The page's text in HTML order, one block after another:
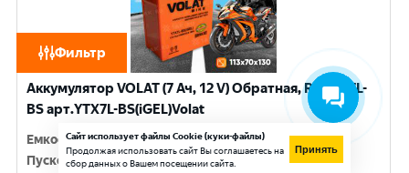
Фильтр
Аккумулятор VOLAT (7 Ач, 12 V) Обратная, R+ YTX7L-
BS арт.YTX7L-BS(iGEL)Volat
Емкость:7 Ач
Пусковой ток:100 A
Сайт использует файлы Cookie (куки-файлы)
Продолжая использовать сайт Вы соглашаетесь на
сбор данных о Вашем посещении сайта.
Принять